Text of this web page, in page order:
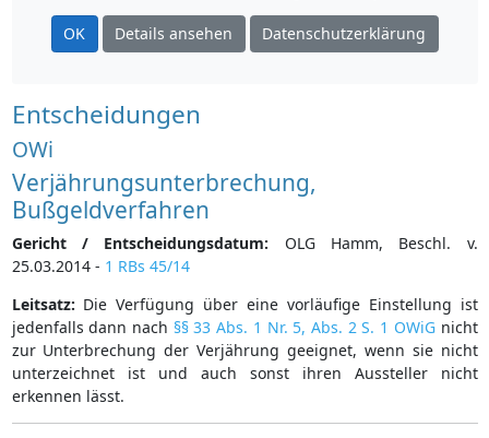
OK Details ansehen Datenschutzerklärung
Entscheidungen
OWi
Verjährungsunterbrechung,
Bußgeldverfahren
Gericht / Entscheidungsdatum: OLG Hamm, Beschl. v.
25.03.2014 - 1 RBs 45/14
Leitsatz: Die Verfügung über eine vorläufige Einstellung ist
jedenfalls dann nach §§ 33 Abs. 1 Nr. 5, Abs. 2 S. 1 OWiGnicht
zur Unterbrechung der Verjährung geeignet, wenn sie nicht
unterzeichnet ist und auch sonst ihren Aussteller nicht
erkennen lässt.